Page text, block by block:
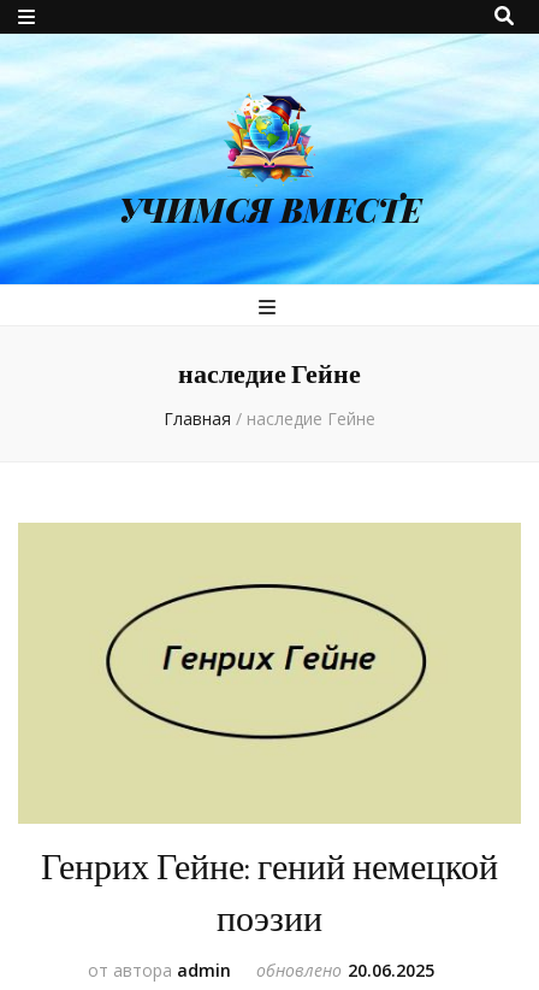
УЧИМСЯ ВМЕСТЕ
наследие Гейне
Главная / наследие Гейне
Генрих Гейне: гений немецкой
поэзии
от автора admin обновлено 20.06.2025